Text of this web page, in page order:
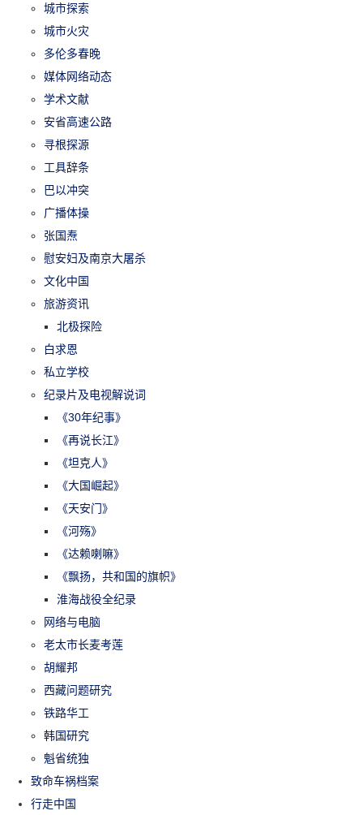
城市探索
城市火灾
多伦多春晚
媒体网络动态
学术文献
安省高速公路
寻根探源
工具辞条
巴以冲突
广播体操
张国焘
慰安妇及南京大屠杀
文化中国
旅游资讯
北极探险
白求恩
私立学校
纪录片及电视解说词
《30年纪事》
《再说长江》
《坦克人》
《大国崛起》
《天安门》
《河殇》
《达赖喇嘛》
《飘扬，共和国的旗帜》
淮海战役全纪录
网络与电脑
老太市长麦考莲
胡耀邦
西藏问题研究
铁路华工
韩国研究
魁省统独
致命车祸档案
行走中国